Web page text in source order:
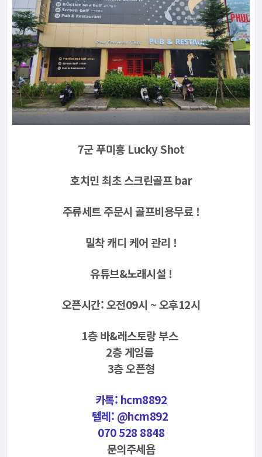
7군 푸미흥 Lucky Shot
호치민 최초 스크린골프 bar
주류세트 주문시 골프비용무료 !
밀착 캐디 케어 관리 !
유튜브&노래시설 !
오픈시간: 오전09시 ~ 오후12시
1층 바&레스토랑 부스
2층 게임룸
3층 오픈형
카톡: hcm8892
텔레: @hcm892
070 528 8848
문의주세욥